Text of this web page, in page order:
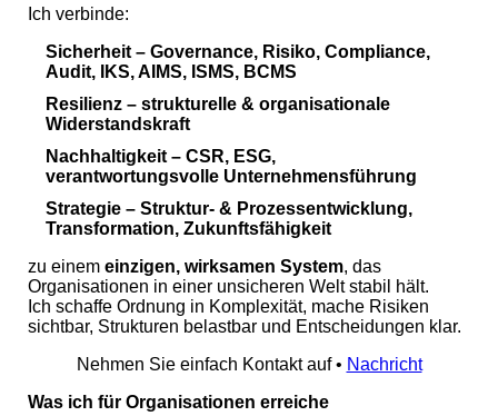
Ich verbinde:
Sicherheit – Governance, Risiko, Compliance,
Audit, IKS, AIMS, ISMS, BCMS
Resilienz – strukturelle & organisationale
Widerstandskraft
Nachhaltigkeit – CSR, ESG,
verantwortungsvolle Unternehmensführung
Strategie – Struktur‑ & Prozessentwicklung,
Transformation, Zukunftsfähigkeit
zu einem einzigen, wirksamen System, das
Organisationen in einer unsicheren Welt stabil hält.
Ich schaffe Ordnung in Komplexität, mache Risiken
sichtbar, Strukturen belastbar und Entscheidungen klar.
Nehmen Sie einfach Kontakt auf • Nachricht
Was ich für Organisationen erreiche